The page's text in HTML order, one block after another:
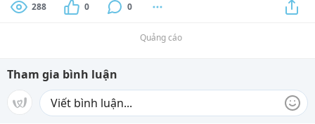
288 0 0
Quảng cáo
Tham gia bình luận